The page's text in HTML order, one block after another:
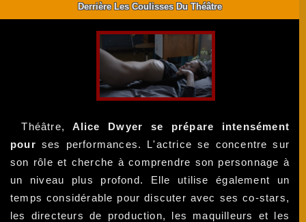
Derrière Les Coulisses Du Théâtre
Théâtre,
Alice Dwyer se prépare intensément
pour ses performances. L'actrice se concentre sur
son rôle et cherche à comprendre son personnage à
un niveau plus profond. Elle utilise également un
temps considérable pour discuter avec ses co-stars,
les directeurs de production, les maquilleurs et les